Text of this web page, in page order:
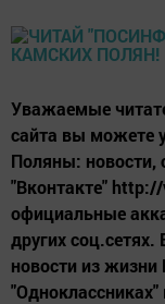
Уважаемые
сайта вы можете
Поляны: новости,
"Вконтакте"
официальные
других
новости из
"Одноклассниках"